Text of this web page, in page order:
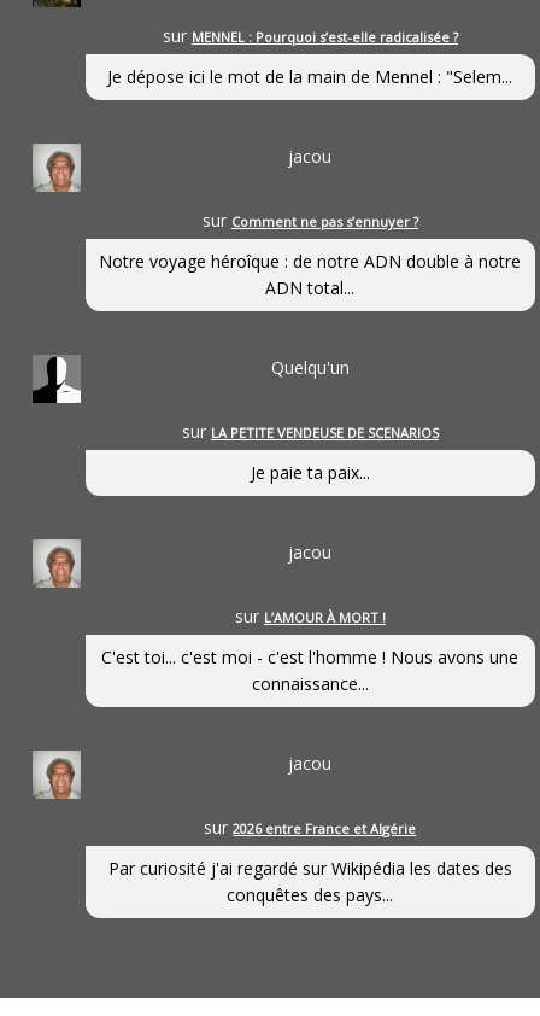
sur MENNEL : Pourquoi s’est-elle radicalisée ?
Je dépose ici le mot de la main de Mennel : "Selem...
jacou
sur Comment ne pas s’ennuyer ?
Notre voyage héroîque : de notre ADN double à notre
ADN total...
Quelqu'un
sur LA PETITE VENDEUSE DE SCENARIOS
Je paie ta paix...
jacou
sur L’AMOUR À MORT !
C'est toi... c'est moi - c'est l'homme ! Nous avons une
connaissance...
jacou
sur2026 entre France et Algérie
Par curiosité j'ai regardé sur Wikipédia les dates des
conquêtes des pays...